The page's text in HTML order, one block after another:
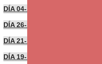
DÍA 04-11-2021
DÍA 26-10-2021
DÍA 21-10-2021
DÍA 19-10-2021